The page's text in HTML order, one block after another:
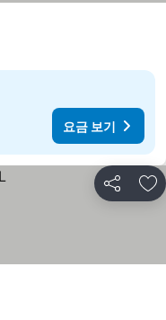
요금 보기
공유 즐